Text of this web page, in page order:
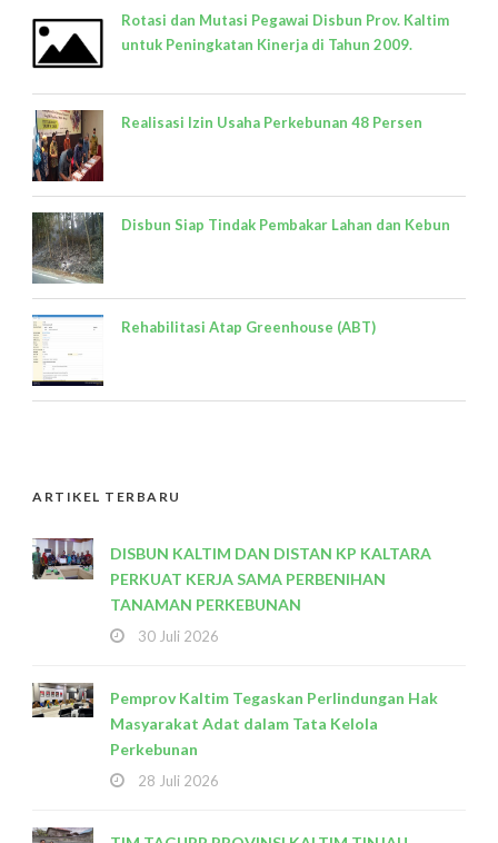
Rotasi dan Mutasi Pegawai Disbun Prov. Kaltim
untuk Peningkatan Kinerja di Tahun 2009.
Realisasi Izin Usaha Perkebunan 48 Persen
Disbun Siap Tindak Pembakar Lahan dan Kebun
Rehabilitasi Atap Greenhouse (ABT)
ARTIKEL TERBARU
DISBUN KALTIM DAN DISTAN KP KALTARA
PERKUAT KERJA SAMA PERBENIHAN
TANAMAN PERKEBUNAN
30 Juli 2026
Pemprov Kaltim Tegaskan Perlindungan Hak
Masyarakat Adat dalam Tata Kelola
Perkebunan
28 Juli 2026